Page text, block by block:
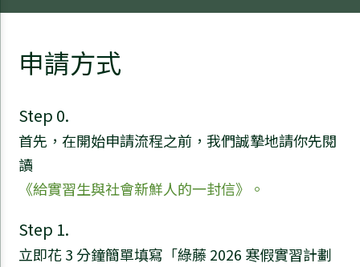
申請方式
Step 0.
首先，在開始申請流程之前，我們誠摯地請你先閱
讀
《給實習生與社會新鮮人的一封信》。
Step 1.
立即花 3 分鐘簡單填寫「綠藤 2026 寒假實習計劃